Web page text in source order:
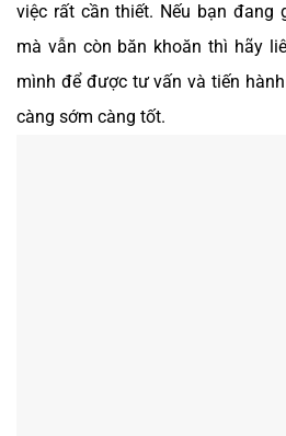
việc rất cần thiết. Nếu bạn đang
mà vẫn còn băn khoăn thì hãy
mình để được tư vấn và tiến
càng sớm càng tốt.